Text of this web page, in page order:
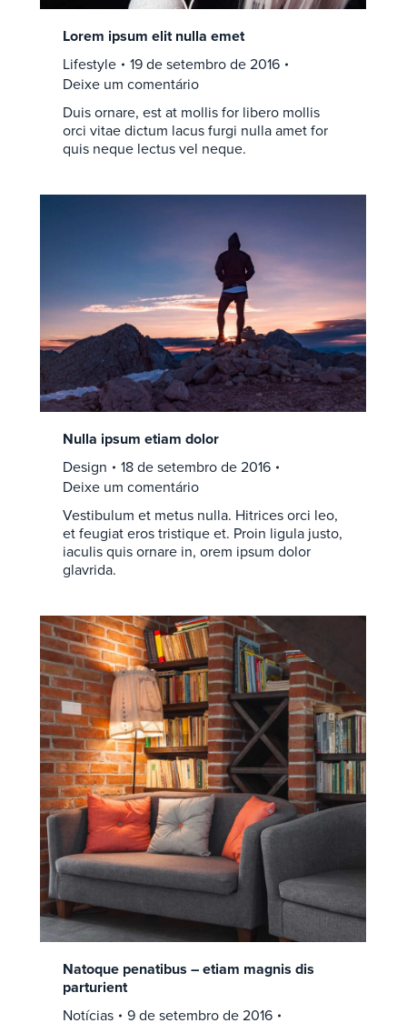
Lorem ipsum elit nulla emet
Lifestyle
19 de setembro de 2016
Deixe um comentário
Duis ornare, est at mollis for libero mollis
orci vitae dictum lacus furgi nulla amet for
quis neque lectus vel neque.
Nulla ipsum etiam dolor
Design
18 de setembro de 2016
Deixe um comentário
Vestibulum et metus nulla. Hitrices orci leo,
et feugiat eros tristique et. Proin ligula justo,
iaculis quis ornare in, orem ipsum dolor
glavrida.
Natoque penatibus – etiam magnis dis
parturient
Notícias
9 de setembro de 2016